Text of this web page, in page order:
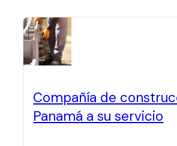
Compañía de
Panamá a su servicio